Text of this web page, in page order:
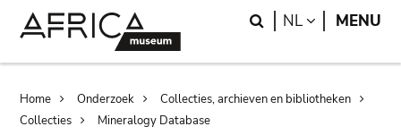
Search
NL LANGUAGE
MENU
Breadcrumb
Home Onderzoek
Collecties, archieven en bibliotheken
Collecties
Mineralogy Database